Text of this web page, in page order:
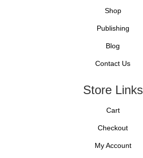
Shop
Publishing
Blog
Contact Us
Store Links
Cart
Checkout
My Account